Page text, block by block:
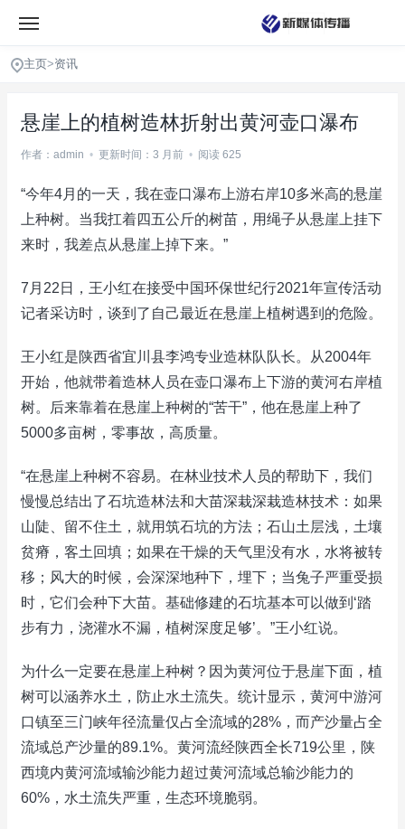
主页>资讯
悬崖上的植树造林折射出黄河壶口瀑布
作者：admin • 更新时间：3 月前 • 阅读 625
“今年4月的一天，我在壶口瀑布上游右岸10多米高的悬崖
上种树。当我扛着四五公斤的树苗，用绳子从悬崖上挂下
来时，我差点从悬崖上掉下来。”
7月22日，王小红在接受中国环保世纪行2021年宣传活动
记者采访时，谈到了自己最近在悬崖上植树遇到的危险。
王小红是陕西省宜川县李鸿专业造林队队长。从2004年
开始，他就带着造林人员在壶口瀑布上下游的黄河右岸植
树。后来靠着在悬崖上种树的“苦干”，他在悬崖上种了
5000多亩树，零事故，高质量。
“在悬崖上种树不容易。在林业技术人员的帮助下，我们
慢慢总结出了石坑造林法和大苗深栽深栽造林技术：如果
山陡、留不住土，就用筑石坑的方法；石山土层浅，土壤
贫瘠，客土回填；如果在干燥的天气里没有水，水将被转
移；风大的时候，会深深地种下，埋下；当兔子严重受损
时，它们会种下大苗。基础修建的石坑基本可以做到‘踏
步有力，浇灌水不漏，植树深度足够’。”王小红说。
为什么一定要在悬崖上种树？因为黄河位于悬崖下面，植
树可以涵养水土，防止水土流失。统计显示，黄河中游河
口镇至三门峡年径流量仅占全流域的28%，而产沙量占全
流域总产沙量的89.1%。黄河流经陕西全长719公里，陕
西境内黄河流域输沙能力超过黄河流域总输沙能力的
60%，水土流失严重，生态环境脆弱。